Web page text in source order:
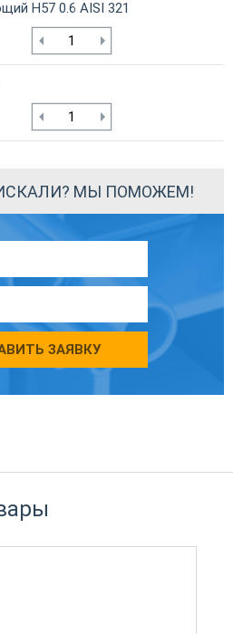
Н57 0.6 AISI 321
МЫ ПОМОЖЕМ!
ЗАЯВКУ